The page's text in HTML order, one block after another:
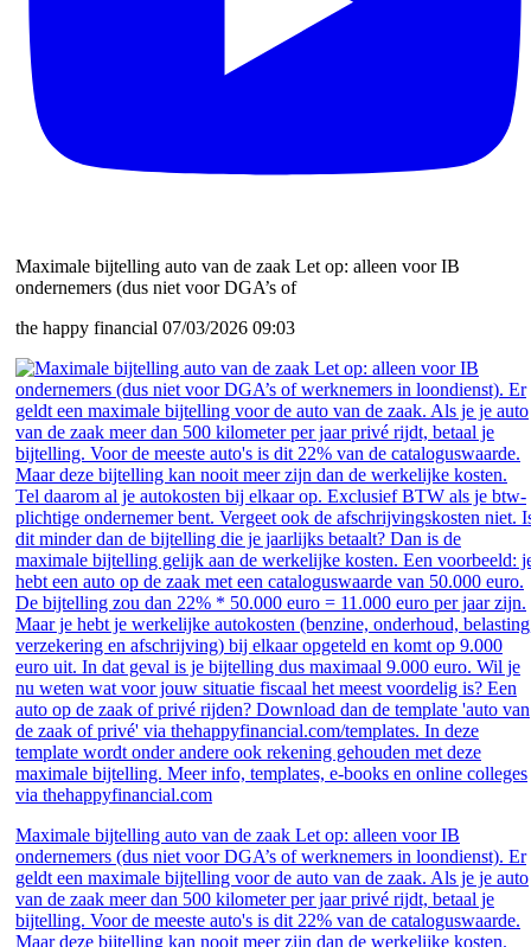
Maximale bijtelling auto van de zaak Let op: alleen voor IB
ondernemers (dus niet voor DGA’s of
the happy financial 07/03/2026 09:03
Maximale bijtelling auto van de zaak Let op: alleen voor IB
ondernemers (dus niet voor DGA’s of werknemers in loondienst). Er
geldt een maximale bijtelling voor de auto van de zaak. Als je je auto
van de zaak meer dan 500 kilometer per jaar privé rijdt, betaal je
bijtelling. Voor de meeste auto's is dit 22% van de cataloguswaarde.
Maar deze bijtelling kan nooit meer zijn dan de werkelijke kosten.